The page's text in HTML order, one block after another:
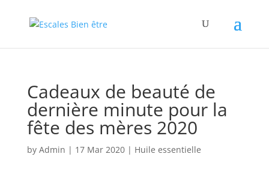
Cadeaux de beauté de
dernière minute pour la
fête des mères 2020
by Admin | 17 Mar 2020| Huile essentielle